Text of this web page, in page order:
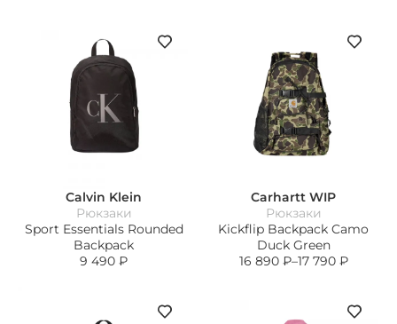
Calvin Klein
Рюкзаки
Sport Essentials Rounded
Backpack
9 490 ₽
Carhartt WIP
Рюкзаки
Kickflip Backpack Camo
Duck Green
16 890 ₽–17 790 ₽